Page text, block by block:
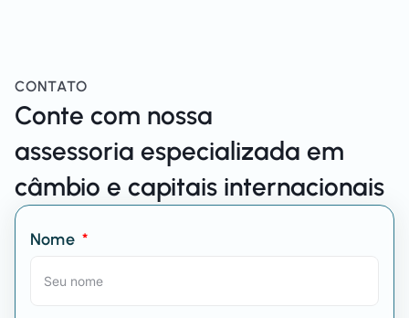
CONTATO
Conte com nossa
assessoria especializada em
câmbio e capitais internacionais
Nome